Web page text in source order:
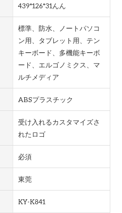
439*126*31んん
標準、防水、ノートパソコ
ン用、タブレット用、テン
キーボード、多機能キーボ
ード、エルゴノミクス、マ
ルチメディア
ABSプラスチック
受け入れるカスタマイズさ
れたロゴ
必須
東莞
KY-K841